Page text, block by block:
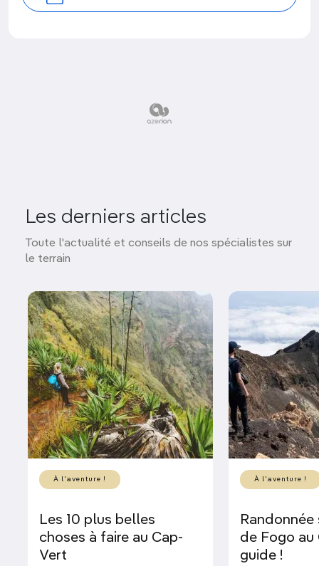
Les derniers articles
Toute l'actualité et conseils de nos spécialistes sur
le terrain
À l'aventure !
Les 10 plus belles
choses à faire au Cap-
Vert
À l'aventure !
de Fogo au
guide !